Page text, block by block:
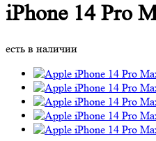
iPhone 14 Pro
есть в наличии